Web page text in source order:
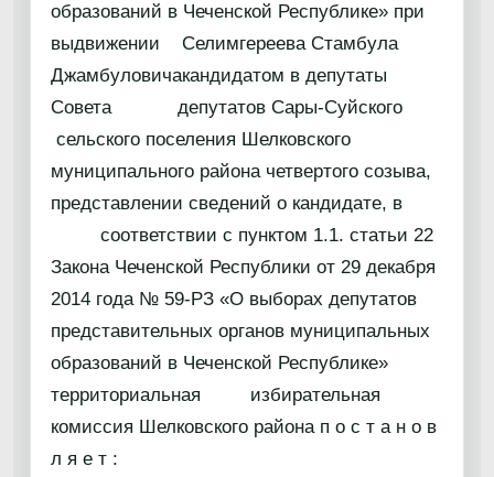
образований в Чеченской Республике» при
выдвижении Селимгереева Стамбула
Джамбуловичакандидатом в депутаты
Совета депутатов Сары-Суйского
сельского поселения Шелковского
муниципального района четвертого созыва,
представлении сведений о кандидате, в
соответствии с пунктом 1.1. статьи 22
Закона Чеченской Республики от 29 декабря
2014 года № 59-РЗ «О выборах депутатов
представительных органов муниципальных
образований в Чеченской Республике»
территориальная избирательная
комиссия Шелковского района п о с т а н о в
л я е т :